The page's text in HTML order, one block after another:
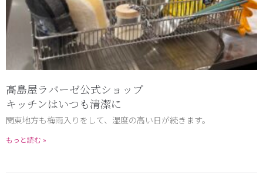
髙島屋ラバーゼ公式ショップ
キッチンはいつも清潔に
関東地方も梅雨入りをして、湿度の高い日が続きます。
もっと読む »